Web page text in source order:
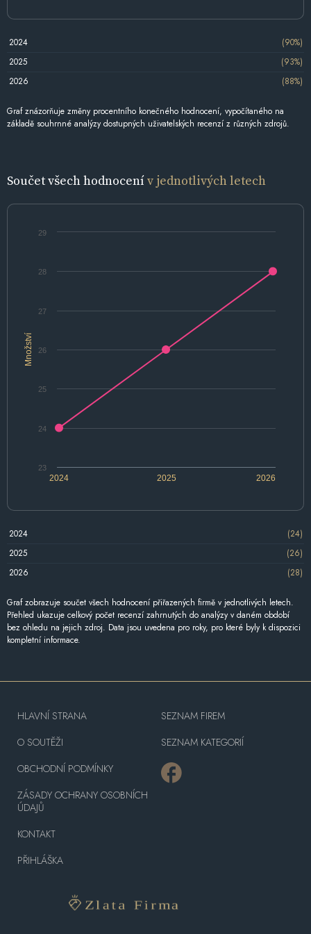
2024
(90%)
2025
(93%)
2026
(88%)
Graf znázorňuje změny procentního konečného hodnocení, vypočítaného na
základě souhrnné analýzy dostupných uživatelských recenzí z různých zdrojů.
Součet všech hodnocenív jednotlivých letech
Množství
2024 2026
2025
23
24
25
26
27
28
29
2024
(24)
2025
(26)
2026
(28)
Graf zobrazuje součet všech hodnocení přiřazených firmě v jednotlivých letech.
Přehled ukazuje celkový počet recenzí zahrnutých do analýzy v daném období
bez ohledu na jejich zdroj. Data jsou uvedena pro roky, pro které byly k dispozici
kompletní informace.
HLAVNÍ STRANA
O SOUTĚŽI
OBCHODNÍ PODMÍNKY
ZÁSADY OCHRANY OSOBNÍCH
ÚDAJŮ
KONTAKT
PŘIHLÁŠKA
SEZNAM FIREM
SEZNAM KATEGORIÍ